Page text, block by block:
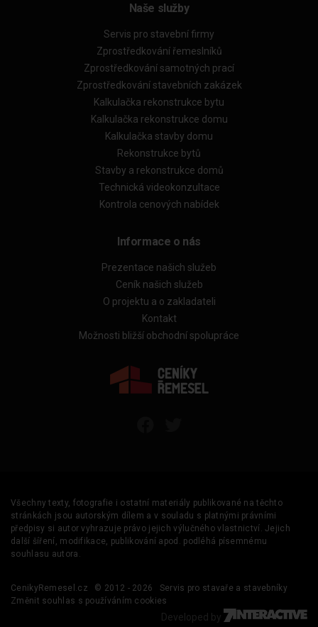
Naše služby
Servis pro stavební firmy
Zprostředkování řemeslníků
Zprostředkování samotných prací
Zprostředkování stavebních zakázek
Kalkulačka rekonstrukce bytu
Kalkulačka rekonstrukce domu
Kalkulačka stavby domu
Rekonstrukce bytů
Stavby a rekonstrukce domů
Technická videokonzultace
Kontrola cenových nabídek
Informace o nás
Prezentace našich služeb
Ceník našich služeb
O projektu a o zakladateli
Kontakt
Možnosti bližší obchodní spolupráce
Všechny texty, fotografie i ostatní materiály publikované na těchto
stránkách jsou autorským dílem a v souladu s platnými právními
předpisy si autor vyhrazuje právo jejich výlučného vlastnictví. Jejich
další šíření, modifikace, publikování apod. podléhá písemnému
souhlasu autora.
CenikyRemesel.cz © 2012 - 2026
Servis pro stavaře a stavebníky
Změnit souhlas s používáním cookies
Developed by